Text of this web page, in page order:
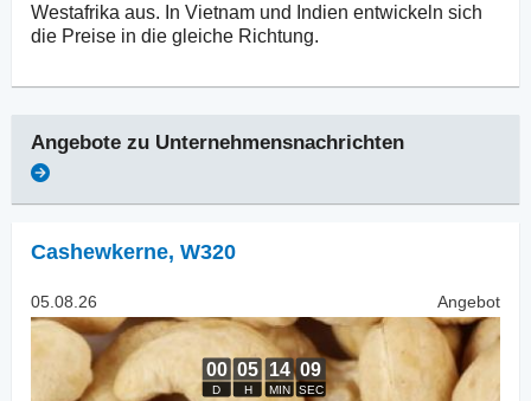
Westafrika aus. In Vietnam und Indien entwickeln sich
die Preise in die gleiche Richtung.
Angebote zu Unternehmensnachrichten
Cashewkerne, W320
05.08.26 Angebot